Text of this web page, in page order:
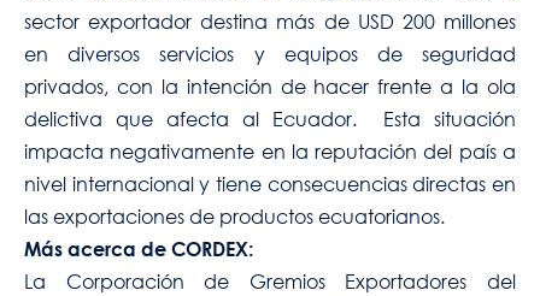
sector exportador destina más de USD 200 millones
en diversos servicios y equipos de seguridad
privados, con la intención de hacer frente a la ola
delictiva que afecta al Ecuador. Esta situación
impacta negativamente en la reputación del país a
nivel internacional y tiene consecuencias directas en
las exportaciones de productos ecuatorianos.
Más acerca de CORDEX:
La Corporación de Gremios Exportadores del